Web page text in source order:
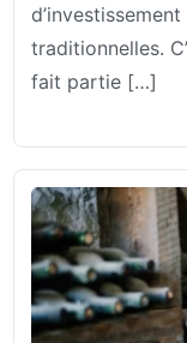
traditionnelles.
fait partie […]